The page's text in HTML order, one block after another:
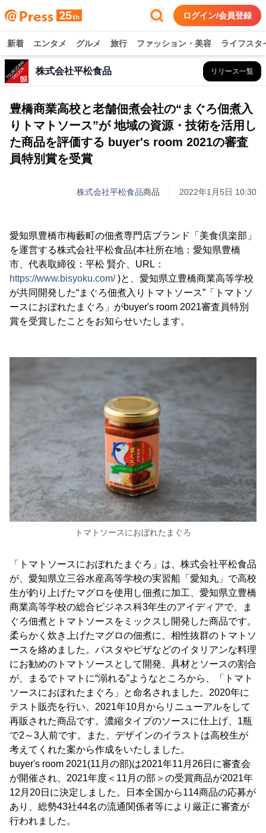
ログイン/会員登録
新着 エンタメ グルメ 旅行 ファッション・美容 ライフスタ
株式会社平松食品 リリース一覧
豊橋商業高校と老舗佃煮会社の“まぐろ佃煮入
りトマトソース”が 地域の資源・技術を活用し
た商品を評価する buyer's room 2021の審査
員特別賞を受賞
株式会社平松食品商品 2022年1月5日 10:30
愛知県豊橋市梅藪町の佃煮専門店ブランド「美食倶楽部」
を運営する株式会社平松食品(本社所在地：愛知県豊橋
市、代表取締役：平松 賢介、URL：
https://www.bisyoku.com/)と、愛知県立豊橋商業高等学校
が共同開発した“まぐろ佃煮入りトマトソース”「トマトソ
ースにおぼれたまぐろ」がbuyer's room 2021審査員特別
賞を受賞したことをお知らせいたします。
トマトソースにおぼれたまぐろ
「トマトソースにおぼれたまぐろ」は、株式会社平松食品
が、愛知県立三谷水産高等学校の実習船「愛知丸」で高校
生が釣り上げたマグロを使用し佃煮に加工、愛知県立豊橋
商業高等学校の総合ビジネス科3年生のアイディアで、ま
ぐろ佃煮とトマトソースをミックスし開発した商品です。
柔らかく炊き上げたマグロの佃煮に、相性抜群のトマトソ
ースを絡めました。パスタやピザなどのイタリアンな料理
にお勧めのトマトソースとして開発、具材とソースの割合
が、まるでトマトに“溺れる”ようなところから、「トマト
ソースにおぼれたまぐろ」と命名されました。2020年に
テスト販売を行い、2021年10月からリニューアルをして
再販された商品です。濃縮タイプのソースに仕上げ、1瓶
で2～3人前です。また、デザインのイラストは高校生が
考えてくれた案から作成をいたしました。
buyer's room 2021(11月の部)は2021年11月26日に審査会
が開催され、2021年度＜11月の部＞の受賞商品が2021年
12月20日に決定しました。日本全国から114商品の応募が
あり、総勢43社44名の流通関係者等により厳正に審査が
行われました。